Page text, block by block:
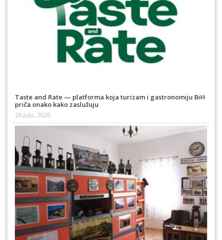
Taste and Rate — platforma koja turizam i gastronomiju BiH
priča onako kako zaslužuju
26 Jula, 2026